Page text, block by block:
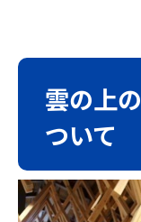
雲の上
ついて